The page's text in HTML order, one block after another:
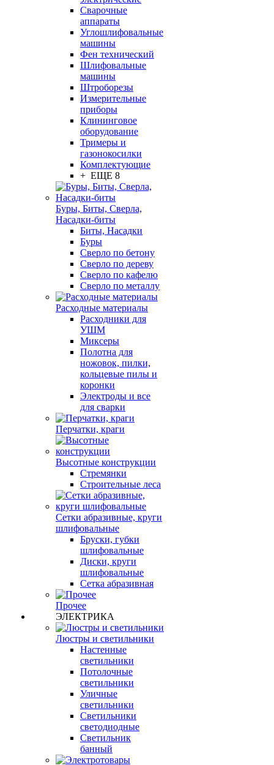
Сварочные
аппараты
Углошлифовальные
машины
Фен технический
Шлифовальные
машины
Штроборезы
Измерительные
приборы
Клининговое
оборудование
Тримеры и
газонокосилки
Комплектующие
+ ЕЩЕ 8
Буры, Биты, Сверла,
Насадки-биты
Биты, Насадки
Буры
Сверло по бетону
Сверло по дереву
Сверло по кафелю
Сверло по металлу
Расходные материалы
Расходники для
УШМ
Миксеры
Полотна для
ножовок, пилки,
кольцевые пилы и
коронки
Электроды и все
для сварки
Перчатки, краги
Высотные конструкции
Стремянки
Строительные леса
Сетки абразивные, круги
шлифовальные
Бруски, губки
шлифовальные
Диски, круги
шлифовальные
Сетка абразивная
Прочее
ЭЛЕКТРИКА
Люстры и светильники
Настенные
светильники
Потолочные
светильники
Уличные
светильники
Светильники
светодиодные
Светильник
банный